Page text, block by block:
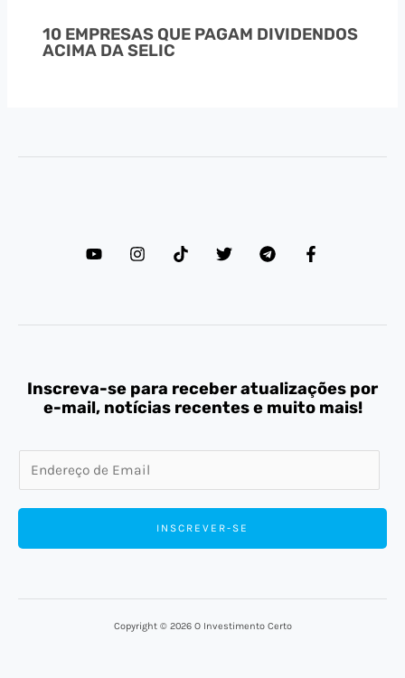
10 EMPRESAS QUE PAGAM DIVIDENDOS
ACIMA DA SELIC
Inscreva-se para receber atualizações por
e-mail, notícias recentes e muito mais!
m
a
INSCREVER-SE
Copyright © 2026 O Investimento Certo